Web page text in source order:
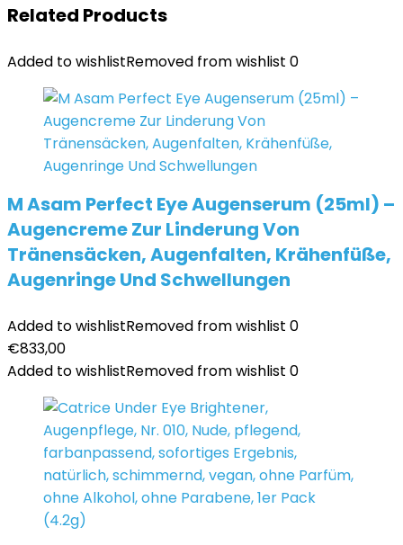
Related Products
Added to wishlistRemoved from wishlist 0
M Asam Perfect Eye Augenserum (25ml) –
Augencreme Zur Linderung Von
Tränensäcken, Augenfalten, Krähenfüße,
Augenringe Und Schwellungen
Added to wishlistRemoved from wishlist 0
€833,00
Added to wishlistRemoved from wishlist 0